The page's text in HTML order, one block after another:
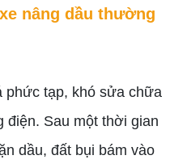
nâng dầu thường
phức tạp, khó sửa chữa
điện. Sau một thời gian
dầu, đất bụi bám vào